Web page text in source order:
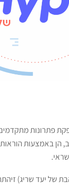
פתרונות
הן באמצעות הוראות
של יעד שריג)